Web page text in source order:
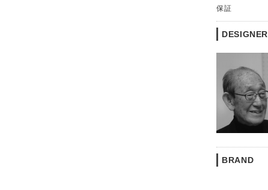
保証
DESIGNER
BRAND